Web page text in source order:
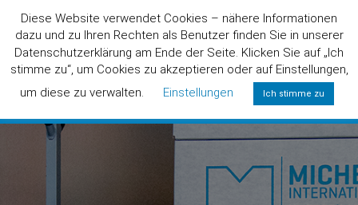
Diese Website verwendet Cookies – nähere Informationen
dazu und zu Ihren Rechten als Benutzer finden Sie in unserer
Datenschutzerklärung am Ende der Seite. Klicken Sie auf „Ich
stimme zu“, um Cookies zu akzeptieren oder auf Einstellungen,
um diese zu verwalten.
Einstellungen Ich stimme zu